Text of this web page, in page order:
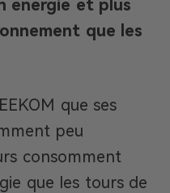
énergie et plus
que les
que ses
peu
consomment
que les tours de